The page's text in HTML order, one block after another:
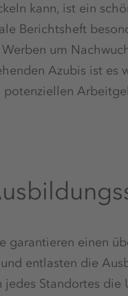
kann, ist ein
Berichtsheft
um
Azubis ist
garantieren einen
entlasten die
Standortes